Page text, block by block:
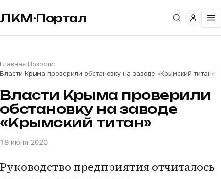
ЛКМ·Портал
Главная›Новости›
Власти Крыма проверили обстановку на заводе «Крымский титан»
Власти Крыма проверили
обстановку на заводе
«Крымский титан»
19 июня 2020
Руководство предприятия отчиталось